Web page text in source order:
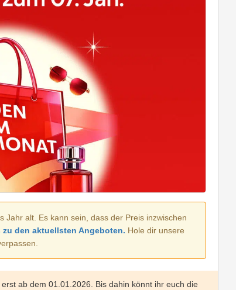
Jahr alt. Es kann sein, dass der Preis inzwischen
zu den aktuellsten Angeboten. Hole dir unsere
ab dem 01.01.2026. Bis dahin könnt ihr euch die